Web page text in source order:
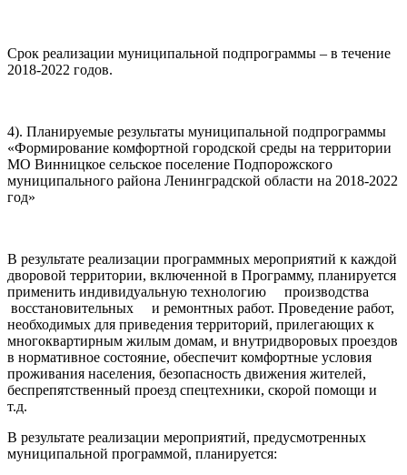
Срок реализации муниципальной подпрограммы – в течение
2018-2022 годов.
4). Планируемые результаты муниципальной подпрограммы
«Формирование комфортной городской среды на территории
МО Винницкое сельское поселение Подпорожского
муниципального района Ленинградской области на 2018-2022
год»
В результате реализации программных мероприятий к каждой
дворовой территории, включенной в Программу, планируется
применить индивидуальную технологию производства
восстановительных и ремонтных работ. Проведение работ,
необходимых для приведения территорий, прилегающих к
многоквартирным жилым домам, и внутридворовых проездов
в нормативное состояние, обеспечит комфортные условия
проживания населения, безопасность движения жителей,
беспрепятственный проезд спецтехники, скорой помощи и
т.д.
В результате реализации мероприятий, предусмотренных
муниципальной программой, планируется: